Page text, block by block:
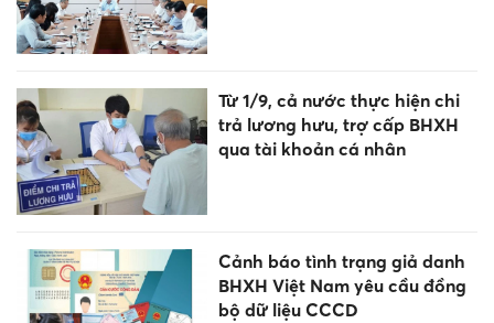
Từ 1/9, cả nước thực hiện chi
trả lương hưu, trợ cấp BHXH
qua tài khoản cá nhân
Cảnh báo tình trạng giả danh
BHXH Việt Nam yêu cầu đồng
bộ dữ liệu CCCD